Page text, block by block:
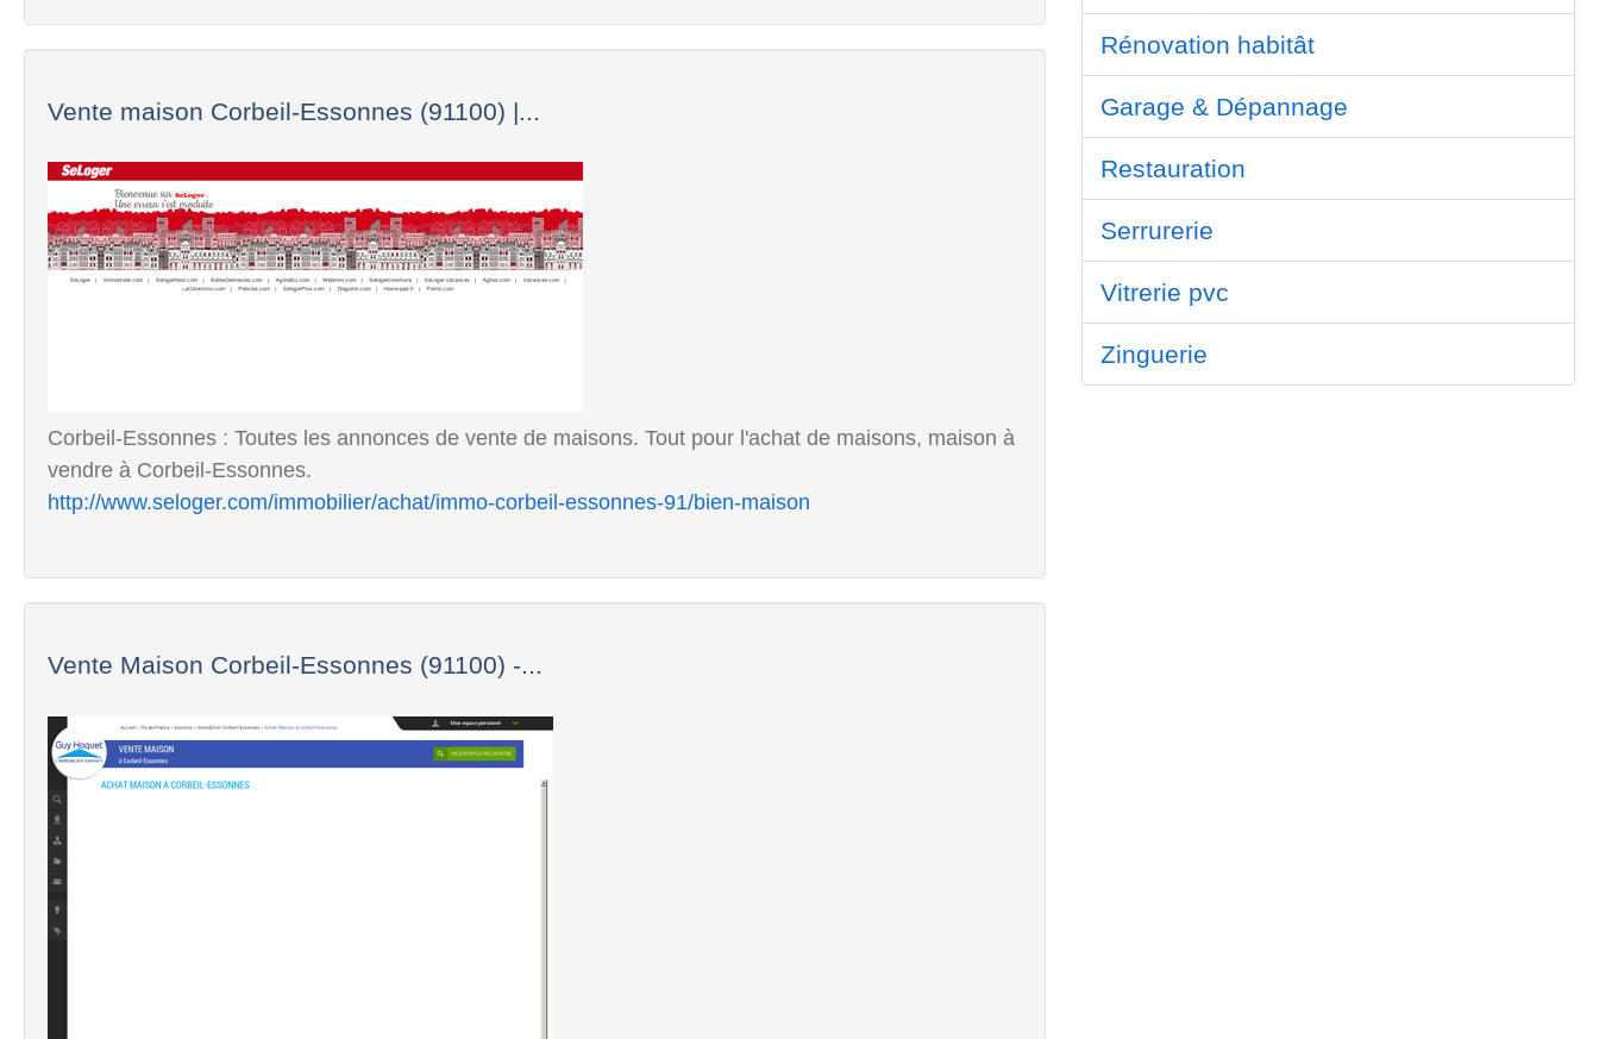
Vente maison Corbeil-Essonnes (91100) |...
Corbeil-Essonnes : Toutes les annonces de vente de maisons. Tout pour l'achat de maisons, maison à
vendre à Corbeil-Essonnes.
http://www.seloger.com/immobilier/achat/immo-corbeil-essonnes-91/bien-maison
Vente Maison Corbeil-Essonnes (91100) -...
Rénovation habitât
Garage & Dépannage
Restauration
Serrurerie
Vitrerie pvc
Zinguerie